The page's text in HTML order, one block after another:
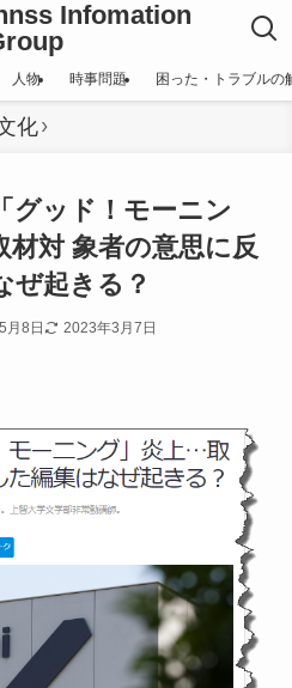
Infomation
人物 時事問題 困った・トラブルの
化
グッド！モーニン
対 象者の意思に反
ぜ起きる？
月8日 2023年3月7日